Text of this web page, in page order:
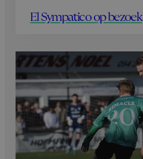
El Sympatico op bezoek